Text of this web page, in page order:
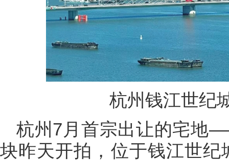
杭州钱江世纪
杭州7月首宗出让的宅地
块昨天开拍，位于钱江世